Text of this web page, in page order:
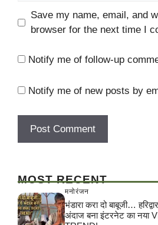
Save my name, email, and
browser for the next time I
Notify me of follow-up
Notify me of new posts by
MOST RECENT
मनोरंजन
भंडारा करा दो बाबूजी…
अंदाज बना इंटरनेट का नया